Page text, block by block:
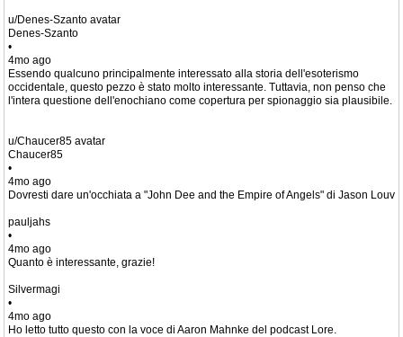
u/Denes-Szanto avatar
Denes-Szanto
•
4mo ago
Essendo qualcuno principalmente interessato alla storia dell'esoterismo
occidentale, questo pezzo è stato molto interessante. Tuttavia, non penso che
l'intera questione dell'enochiano come copertura per spionaggio sia plausibile.
u/Chaucer85 avatar
Chaucer85
•
4mo ago
Dovresti dare un'occhiata a "John Dee and the Empire of Angels" di Jason Louv
pauljahs
•
4mo ago
Quanto è interessante, grazie!
Silvermagi
•
4mo ago
Ho letto tutto questo con la voce di Aaron Mahnke del podcast Lore.